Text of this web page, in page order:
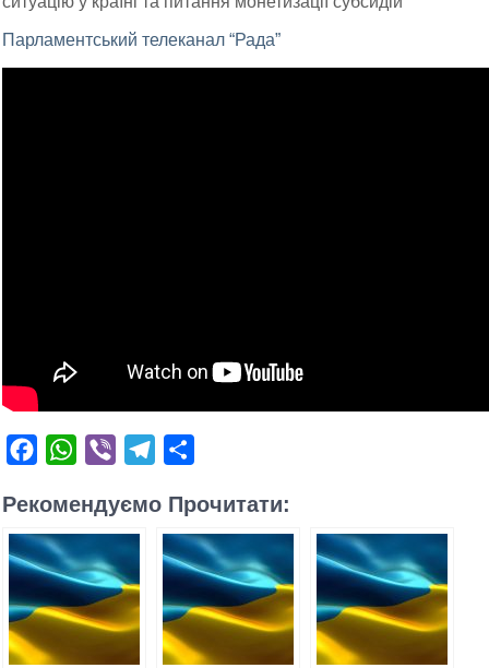
Парламентський телеканал “Рада”
FacebookWhatsApp
Viber Telegram
Рекомендуємо Прочитати: